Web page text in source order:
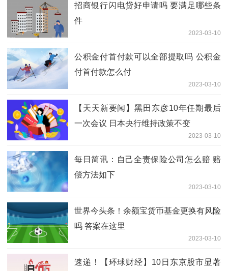
招商银行闪电贷好申请吗 要满足哪些条
件
2023-03-10
公积金付首付款可以全部提取吗 公积金
付首付款怎么付
2023-03-10
【天天新要闻】黑田东彦10年任期最后
一次会议 日本央行维持政策不变
2023-03-10
每日简讯：自己全责保险公司怎么赔 赔
偿方法如下
2023-03-10
世界今头条！余额宝货币基金更换有风险
吗 答案在这里
2023-03-10
速递！【环球财经】10日东京股市显著